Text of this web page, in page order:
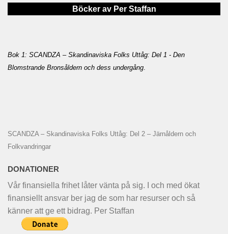
Böcker av Per Staffan
Bok 1: SCANDZA – Skandinaviska Folks Uttåg: Del 1 - Den
Blomstrande Bronsåldern och dess undergång.
SCANDZA – Skandinaviska Folks Uttåg: Del 2 – Järnåldern och
Folkvandringar
DONATIONER
Vår finansiella frihet låter vänta på sig. I och med ökat
finansiellt ansvar ber jag de som har resurser och så
känner att ge ett bidrag. Per Staffan